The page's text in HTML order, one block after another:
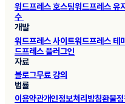
워드프레스 호스팅워드프레스 유
수
개발
워드프레스 사이트워드프레스 테
드프레스 플러그인
자료
블로그무료 강의
법률
이용약관개인정보처리방침환불